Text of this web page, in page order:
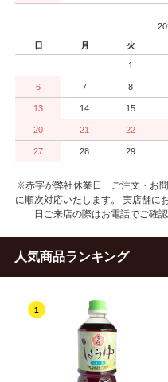
日
月 火
1
6 7 8
13 14 15
20 21 22
27 28 29
※赤字が弊社休業日 ご注文・お問
に順次対応いたします。 実店舗に
日ご来店の際はお電話でご確
人気商品ランキング
1